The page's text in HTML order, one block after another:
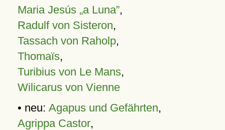
Maria Jesús „a Luna”,
Radulf von Sisteron,
Tassach von Raholp,
Thomaïs,
Turibius von Le Mans,
Wilicarus von Vienne
• neu: Agapus und Gefährten,
Agrippa Castor,